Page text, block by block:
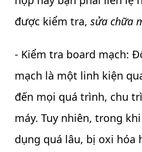
được kiểm tra,sửa chữa
- Kiểm tra board mạch:
mạch là một linh kiện
đến mọi quá trình, chu
máy. Tuy nhiên, trong
dụng quá lâu, bị oxi hóa